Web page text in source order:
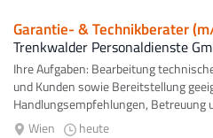
Garantie- & Technikberater
Trenkwalder Personaldienste
Ihre Aufgaben: Bearbeitung
und Kunden sowie Bereitstellung
Handlungsempfehlungen, Betreuung
Garantieprozessen inklusive...
Wien heute